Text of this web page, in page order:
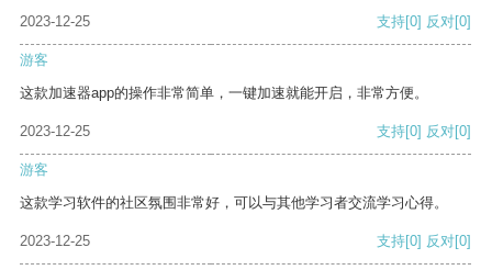
2023-12-25
支持[0] 反对[0]
游客
这款加速器app的操作非常简单，一键加速就能开启，非常方便。
2023-12-25 支持[0] 反对[0]
游客
这款学习软件的社区氛围非常好，可以与其他学习者交流学习心得。
2023-12-25 支持[0] 反对[0]